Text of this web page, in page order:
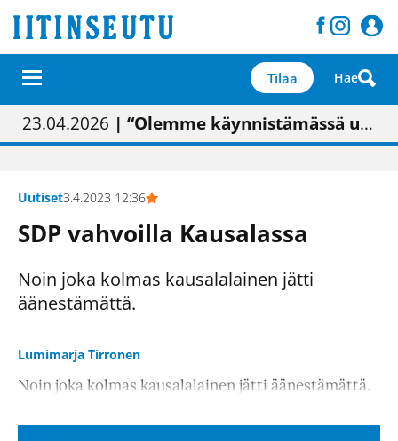
Tilaa Hae
01.02.2026 | Painon vaihtumisen pitäisi näkyä hieman parempana painojäljen laatuna lehdessä
05.02.2026 | Uudistettu kunnantalo on valoisa
23.04.2026 | “Olemme käynnistämässä uudelleen keskustavisiotyön”
09.05.2026| "Maalla on totuttu elämään omavaraisemmin kuin kaupungissa"
Uutiset3.4.2023 12:36
SDP vahvoilla Kausalassa
Noin joka kolmas kausalalainen jätti
äänestämättä.
Lumimarja Tirronen
Noin joka kolmas kausalalainen jätti äänestämättä.